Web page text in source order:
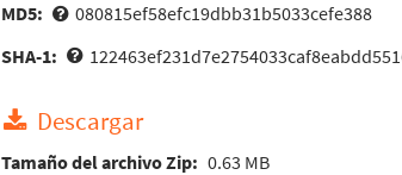
MD5:
080815ef58efc19dbb31b5033cefe388
SHA-1:
Descargar
Tamaño del archivo Zip: 0.63 MB